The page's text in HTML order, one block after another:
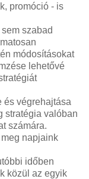
promóció - is
szabad
módosításokat
lehetővé
és végrehajtása
stratégia valóban
számára.
napjaink
időben
közül az egyik